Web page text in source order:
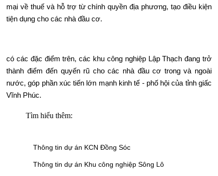
mại về thuế và hỗ trợ từ chính quyền địa phương, tạo điều kiện
tiện dụng cho các nhà đầu cơ.
có các đặc điểm trên, các khu công nghiệp Lập Thạch đang trở
thành điểm đến quyến rũ cho các nhà đầu cơ trong và ngoài
nước, góp phần xúc tiến lớn mạnh kinh tế - phố hội của tỉnh giấc
Vĩnh Phúc.
Tìm hiểu thêm:
Thông tin dự án KCN Đồng Sóc
Thông tin dự án Khu công nghiệp Sông Lô